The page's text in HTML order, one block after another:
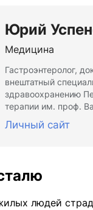
Юрий
Медицина
Гастроэнтеролог,
внештатный
здравоохранению
терапии им. проф.
Личный сайт
людей